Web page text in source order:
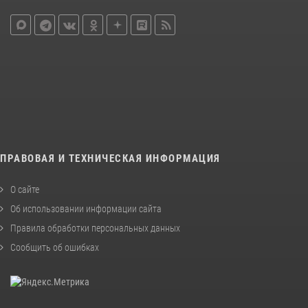
ПРАВОВАЯ И ТЕХНИЧЕСКАЯ ИНФОРМАЦИЯ
О сайте
Об использовании информации сайта
Правила обработки персональных данных
Сообщить об ошибках